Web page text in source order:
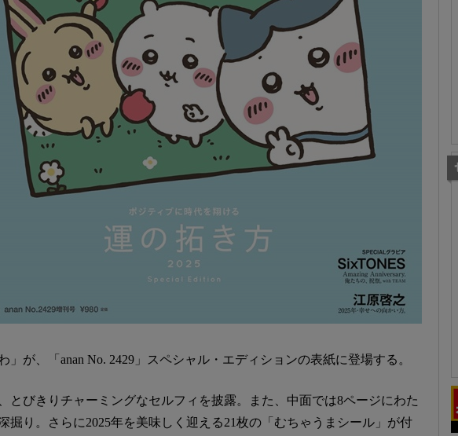
」が、「anan No. 2429」スペシャル・エディションの表紙に登場する。
とびきりチャーミングなセルフィを披露。また、中面では8ページにわた
掘り。さらに2025年を美味しく迎える21枚の「むちゃうまシール」が付